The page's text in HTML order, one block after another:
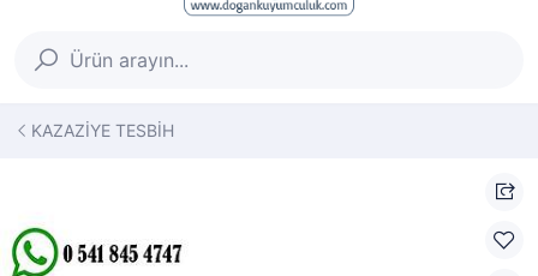
KAZAZİYE TESBİH